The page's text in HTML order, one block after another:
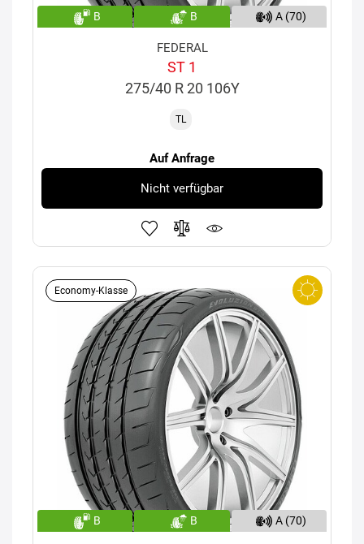
B B A (70)
FEDERAL
ST 1
275/40 R 20 106Y
TL
Auf Anfrage
Nicht verfügbar
Economy-Klasse
B B A (70)